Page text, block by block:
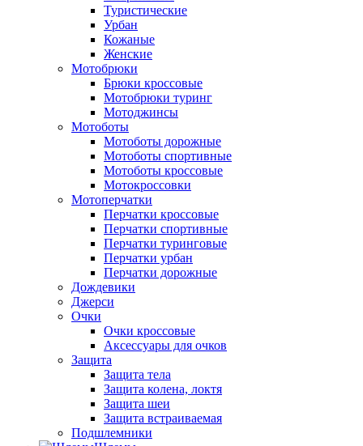
Туристические
Урбан
Кожаные
Женские
Мотобрюки
Брюки кроссовые
Мотобрюки туринг
Мотоджинсы
Мотоботы
Мотоботы дорожные
Мотоботы спортивные
Мотоботы кроссовые
Мотокроссовки
Мотоперчатки
Перчатки кроссовые
Перчатки спортивные
Перчатки туринговые
Перчатки урбан
Перчатки дорожные
Дождевики
Джерси
Очки
Очки кроссовые
Аксессуары для очков
Защита
Защита тела
Защита колена, локтя
Защита шеи
Защита встраиваемая
Подшлемники